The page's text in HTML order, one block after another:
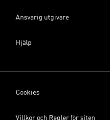
Ansvarig utgivare
Hjälp
Cookies
Villkor och Regler för siten